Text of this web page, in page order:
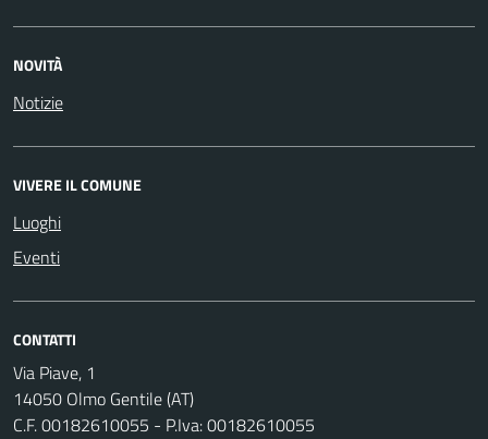
NOVITÀ
Notizie
VIVERE IL COMUNE
Luoghi
Eventi
CONTATTI
Via Piave, 1
14050 Olmo Gentile (AT)
C.F. 00182610055 - P.Iva: 00182610055